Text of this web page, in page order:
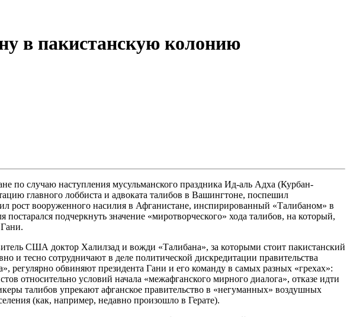
в пакистанскую колонию
по случаю наступления мусульманского праздника Ид-аль Адха (Курбан-
главного лоббиста и адвоката талибов в Вашингтоне, поспешил
рост вооруженного насилия в Афганистане, инспирированный «Талибаном» в
подчеркнуть значение «миротворческого» хода талибов, на который,
США доктор Халилзад и вожди «Талибана», за которыми стоит пакистанский
и тесно сотрудничают в деле политической дискредитации правительства
обвиняют президента Гани и его команду в самых разных «грехах»:
относительно условий начала «межафганского мирного диалога», отказе идти
талибов упрекают афганское правительство в «негуманных» воздушных
(как, например, недавно произошло в Герате).